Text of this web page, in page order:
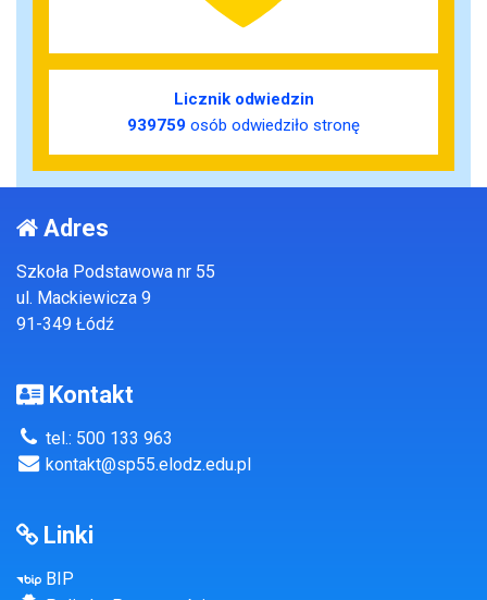
Licznik odwiedzin
939759 osób odwiedziło stronę
Adres
Szkoła Podstawowa nr 55
ul. Mackiewicza 9
91-349 Łódź
Kontakt
tel.: 500 133 963
kontakt@sp55.elodz.edu.pl
Linki
BIP